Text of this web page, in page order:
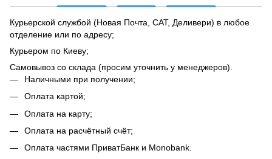
Курьерской службой (Новая Почта, САТ, Деливери) в любое
отделение или по адресу;
Курьером по Киеву;
Самовывоз со склада (просим уточнить у менеджеров).
Наличными при получении;
Оплата картой;
Оплата на карту;
Оплата на расчётный счёт;
Оплата частями ПриватБанк и Мonobank.